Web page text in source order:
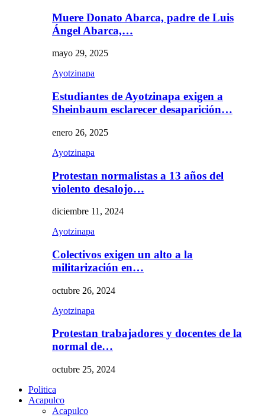
Muere Donato Abarca, padre de Luis
Ángel Abarca,…
mayo 29, 2025
Ayotzinapa
Estudiantes de Ayotzinapa exigen a
Sheinbaum esclarecer desaparición…
enero 26, 2025
Ayotzinapa
Protestan normalistas a 13 años del
violento desalojo…
diciembre 11, 2024
Ayotzinapa
Colectivos exigen un alto a la
militarización en…
octubre 26, 2024
Ayotzinapa
Protestan trabajadores y docentes de la
normal de…
octubre 25, 2024
Politica
Acapulco
Acapulco